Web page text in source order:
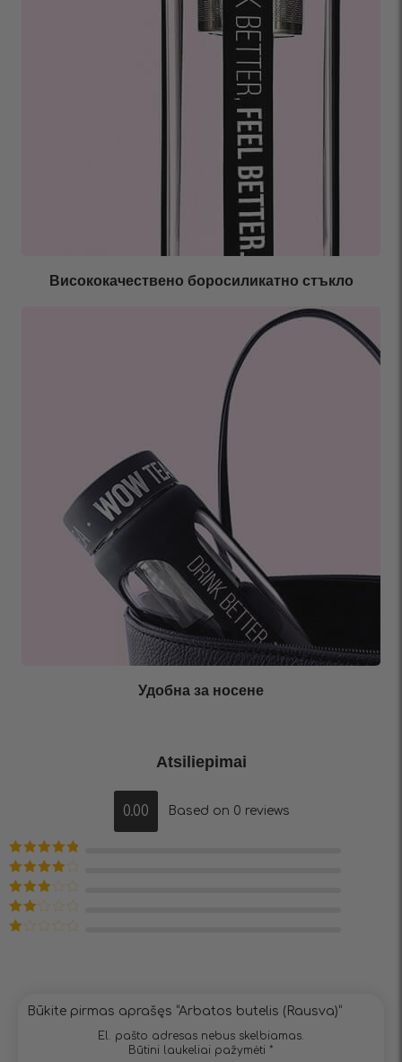
Висококачествено боросиликатно стъкло
Удобна за носене
Atsiliepimai
0.00 Based on 0 reviews
Įvertinimas:
5
iš 5
Įvertinimas:
iš 5
Įvertinimas:
3
Įvertinimas:
Būkite pirmas aprašęs “Arbatos butelis (Rausva)”
El. pašto adresas nebus skelbiamas.
Būtini laukeliai pažymėti *